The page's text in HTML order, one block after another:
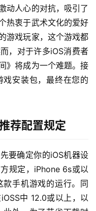
动人心的对抗，吸引了
热衷于武术文化的爱好
游戏玩家，这个游戏都
，对于许多iOS消费者
》将成为一个难题。接
安装包，最终在您的
荐配置规定
要确定你的iOS机器设
规定，iPhone 6s或以
手机游戏的运行。同
中 12.0或以上，以